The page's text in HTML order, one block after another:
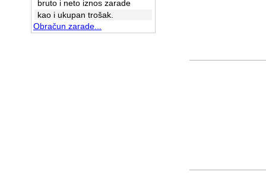
bruto i neto iznos zarade
kao i ukupan trošak.
Obračun zarade...